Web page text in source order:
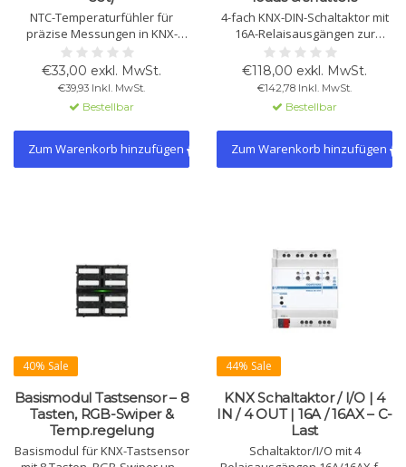
NTC-Temperaturfühler für
präzise Messungen in KNX-
Installationen mit einem
Messbereich von −20 °C bis
+100 °C. Geeignet für
Temperaturerfassung und
Thermostatfunktionen.
Lieferung ausschließlich als
4er-Set (TS01A04ACC).
€33,00 exkl. MwSt.
€39,93 Inkl. MwSt.
Bestellbar
Zum Warenkorb hinzufügen
4-fach KNX-DIN-Schaltaktor mit
16A-Relaisausgängen zur
Steuerung von Beleuchtung,
Lasten sowie Jalousien oder
Rollläden. Ausgestattet mit 8
Logikfunktionen und
integrierter KNX-Schnittstelle
für zuverlässige
Gebäudeautomation.
€118,00 exkl. MwSt.
€142,78 Inkl. MwSt.
Bestellbar
Zum Warenkorb hinzufügen
40% Sale
Basismodul Tastsensor – 8
Tasten, RGB-Swiper &
Temp.regelung
Basismodul für KNX-Tastsensor
44% Sale
KNX Schaltaktor / I/O | 4
IN / 4 OUT | 16A / 16AX – C-
Last
Schaltaktor/I/O mit 4